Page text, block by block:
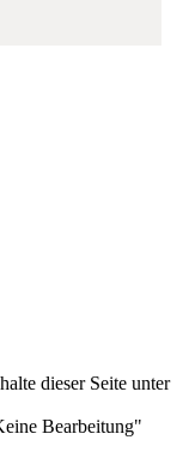
dieser Seite unter